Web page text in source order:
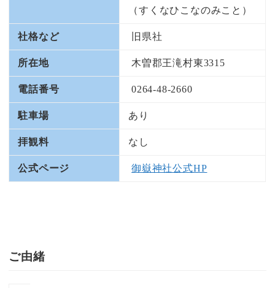
（すくなひこなのみこと）
社格など 旧県社
所在地 木曽郡王滝村東3315
電話番号 0264-48-2660
駐車場 あり
拝観料 なし
公式ページ 御嶽神社公式HP
ご由緒